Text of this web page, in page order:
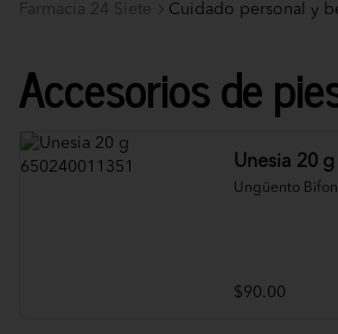
Farmacia 24 Siete Cuidado personal y
Accesorios de
Unesia 20
Ungüento
$90.00